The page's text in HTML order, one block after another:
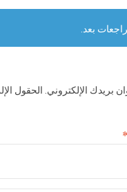
بعد.
بريدك الإلكتروني. الحقول
*